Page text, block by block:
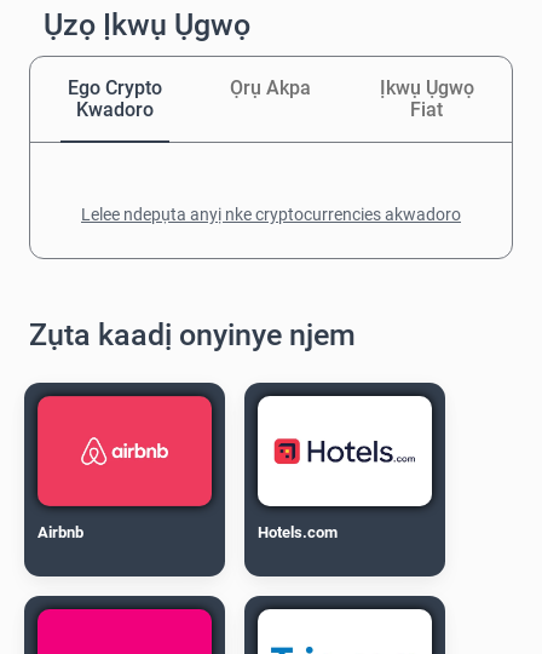
Ụzọ Ịkwụ Ụgwọ
Ego Crypto
Kwadoro
Ọrụ Akpa
Ịkwụ Ụgwọ
Fiat
Lelee ndepụta anyị nke cryptocurrencies akwadoro
Zụta kaadị onyinye njem
Airbnb Hotels.com